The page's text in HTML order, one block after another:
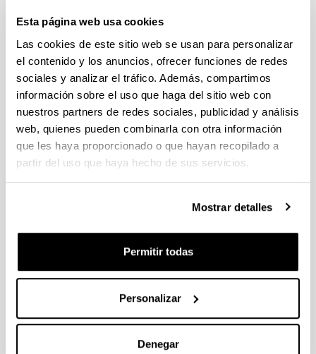
Esta página web usa cookies
Las cookies de este sitio web se usan para personalizar
el contenido y los anuncios, ofrecer funciones de redes
sociales y analizar el tráfico. Además, compartimos
información sobre el uso que haga del sitio web con
nuestros partners de redes sociales, publicidad y análisis
web, quienes pueden combinarla con otra información
que les haya proporcionado o que hayan recopilado a
partir del uso que haya hecho de sus servicios.
Mostrar detalles
Permitir todas
Personalizar
Denegar
Desarrollo y Cooperación Internacional
Globalización y Desarrollo
Europa y el Mundo Atlántico: Poder, Cultura y
Sociedad
Arte Contemporáneo Tecnológico y Performativo
Economía: Aplicaciones Empíricas y Políticas /
Master in Economics: Empirical Applications and
Policies
Dirección de Proyectos
Estudios Feministas y de Género
Dirección y Gestión de Empresas (Executive
Emprendimiento y Dirección de Empresas (MBA
Igualdad
Medio Ambiente, Sostenibilidad y ODS